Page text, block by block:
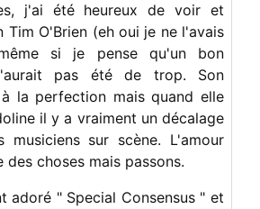
j'ai été heureux de voir et
Tim O'Brien (eh oui je ne l'avais
si je pense qu'un bon
pas été de trop. Son
la perfection mais quand elle
il y a vraiment un décalage
musiciens sur scène. L'amour
choses mais passons.
adoré " Special Consensus " et